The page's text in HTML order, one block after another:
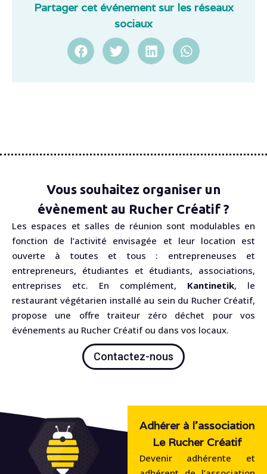
Partager cet événement sur les réseaux
sociaux
Vous souhaitez organiser un
évènement au Rucher Créatif ?
Les espaces et salles de réunion sont modulables en
fonction de l’activité envisagée et leur location est
ouverte à toutes et tous : entrepreneuses et
entrepreneurs, étudiantes et étudiants, associations,
entreprises etc. En complément, Kantinetik, le
restaurant végétarien installé au sein du Rucher Créatif,
propose une offre traiteur zéro déchet pour vos
événements au Rucher Créatif ou dans vos locaux.
Contactez-nous
Adhérer à l'association
Le Rucher Créatif
Devenir adhérente et